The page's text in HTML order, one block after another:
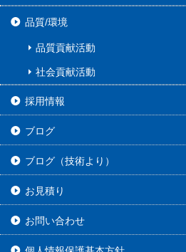
品質/環境
品質貢献活動
社会貢献活動
採用情報
ブログ
ブログ（技術より）
お見積り
お問い合わせ